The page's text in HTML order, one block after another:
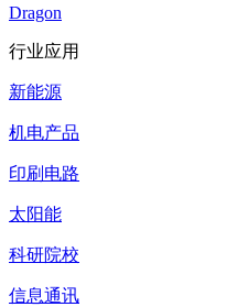
Dragon
行业应用
新能源
机电产品
印刷电路
太阳能
科研院校
信息通讯